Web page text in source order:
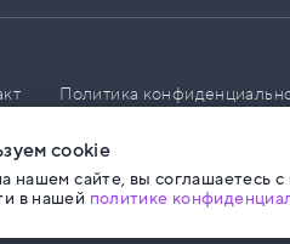
Политика
cookie
нашем сайте, вы соглашаетесь
в нашей политике